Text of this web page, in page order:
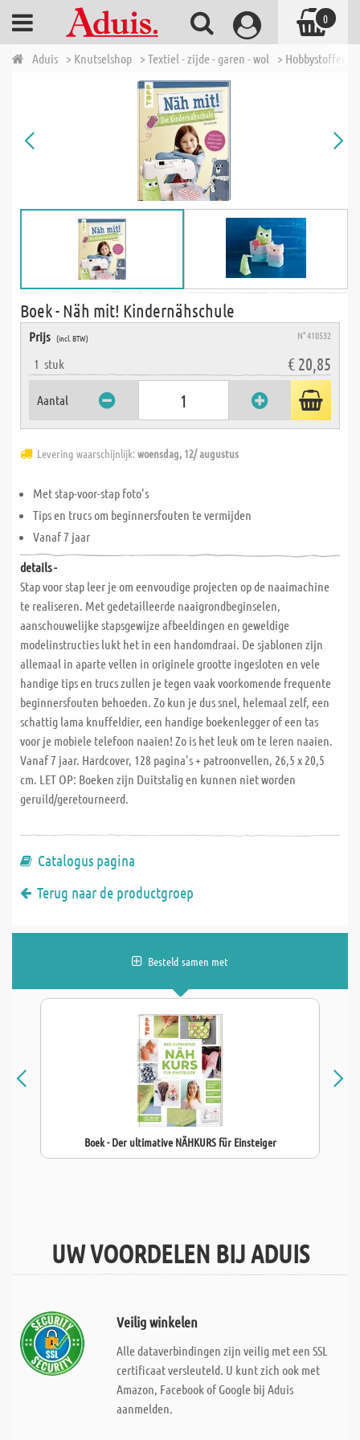
Aduis > Knutselshop > Textiel - zijde - garen - wol > Hobbystoffen
Boek - Näh mit! Kindernähschule
Prijs (incl. BTW) N° 410532
1 stuk € 20,85
Aantal
Levering waarschijnlijk:woensdag, 12/ augustus
Met stap-voor-stap foto's
Tips en trucs om beginnersfouten te vermijden
Vanaf 7 jaar
details -
Stap voor stap leer je om eenvoudige projecten op de naaimachine
te realiseren. Met gedetailleerde naaigrondbeginselen,
aanschouwelijke stapsgewijze afbeeldingen en geweldige
modelinstructies lukt het in een handomdraai. De sjablonen zijn
allemaal in aparte vellen in originele grootte ingesloten en vele
handige tips en trucs zullen je tegen vaak voorkomende frequente
beginnersfouten behoeden. Zo kun je dus snel, helemaal zelf, een
schattig lama knuffeldier, een handige boekenlegger of een tas
voor je mobiele telefoon naaien! Zo is het leuk om te leren naaien.
Vanaf 7 jaar. Hardcover, 128 pagina's + patroonvellen, 26,5 x 20,5
cm. LET OP: Boeken zijn Duitstalig en kunnen niet worden
geruild/geretourneerd.
Catalogus pagina
Terug naar de productgroep
Besteld samen met
Boek - Der ultimative NÄHKURS für Einsteiger
UW VOORDELEN BIJ ADUIS
Veilig winkelen
Alle dataverbindingen zijn veilig met een SSL
certificaat versleuteld. U kunt zich ook met
Amazon, Facebook of Google bij Aduis
aanmelden.
0